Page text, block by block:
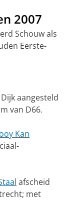
2007
Schouw als
Eerste-
aangesteld
van D66.
Kan
afscheid
met